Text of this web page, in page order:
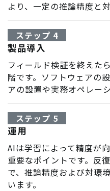
より、一定の推論精度と
ステップ 4
製品導入
フィールド検証を終えた
階です。ソフトウェアの
アの設置や実務オペレー
ステップ 5
運用
AIは学習によって精度が
重要なポイントです。反
で、推論精度および対環
います。